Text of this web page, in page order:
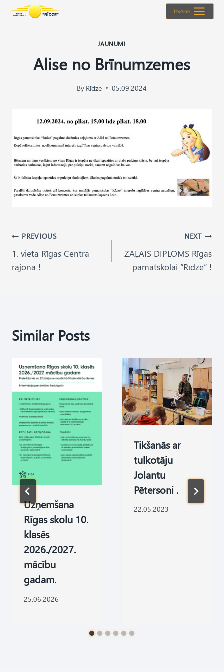
Izvēlne
JAUNUMI
Alise no Brīnumzemes
By Rīdze 05.09.2024
Post
navigation
PREVIOUS
1. vieta Rīgas Centra
rajonā !
NEXT
ZAĻAIS DIPLOMS Rīgas
pamatskolai “Rīdze” !
Similar Posts
Uzņemšana
Rīgas skolu 10.
klasēs
2026./2027.
mācību
gadam.
25.06.2026
Tikšanās ar
tulkotāju
Jolantu
Pētersoni .
22.05.2023